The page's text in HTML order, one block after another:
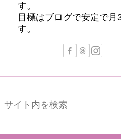
す。
目標はブログで安定で月
す。